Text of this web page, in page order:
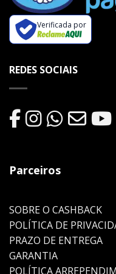
Verificada por
REDES SOCIAIS
Parceiros
SOBRE O CASHBACK
POLÍTICA DE
PRAZO DE ENTREGA
GARANTIA
POLÍTICA